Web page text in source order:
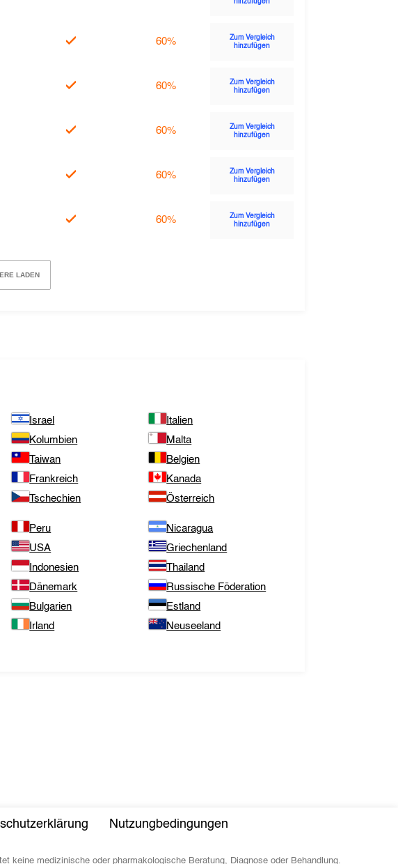
hinzufügen
60%
Zum Vergleich
hinzufügen
60%
Zum Vergleich
hinzufügen
60%
Zum Vergleich
hinzufügen
60%
Zum Vergleich
hinzufügen
60%
Zum Vergleich
hinzufügen
LADEN
Israel
Italien
Kolumbien
Malta
Taiwan
Belgien
Frankreich
Kanada
Tschechien Österreich
Peru
Nicaragua
USA
Griechenland
Indonesien
Thailand
Dänemark
Russische Föderation
Bulgarien
Estland
Irland
Neuseeland
Nutzungbedingungen
keine medizinische oder pharmakologische Beratung, Diagnose oder Behandlung.